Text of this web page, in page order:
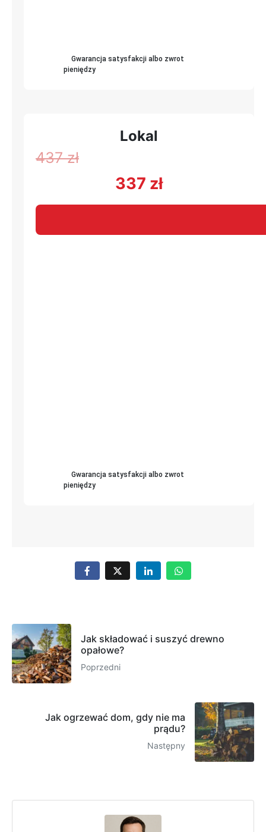
Gwarancja satysfakcji albo zwrot
pieniędzy
Lokal
437zł
337 zł
Gwarancja satysfakcji albo zwrot
pieniędzy
Jak składować i suszyć drewno
opałowe?
Poprzedni
Jak ogrzewać dom, gdy nie ma
prądu?
Następny